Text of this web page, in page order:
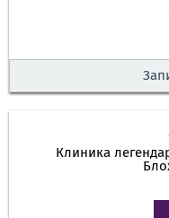
Клиника